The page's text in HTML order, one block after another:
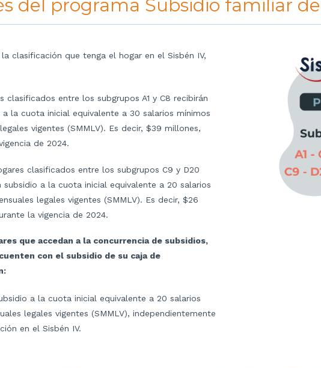
del programa Subsidio familiar
clasificación que tenga el hogar en el Sisbén IV,
clasificados entre los subgrupos A1 y C8 recibirán
a la cuota inicial equivalente a 30 salarios mínimos
vigentes (SMMLV). Es decir, $39 millones,
de 2024.
clasificados entre los subgrupos C9 y D20
subsidio a la cuota inicial equivalente a 20 salarios
legales vigentes (SMMLV). Es decir, $26
la vigencia de 2024.
que accedan a la concurrencia de subsidios,
con el subsidio de su caja de
a la cuota inicial equivalente a 20 salarios
legales vigentes (SMMLV), independientemente
en el Sisbén IV.